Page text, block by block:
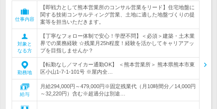
仕事内容
【即戦力として熊本営業所のコンサル営業をリード】住宅地盤に
関する技術コンサルティング営業、土地に適した地盤づくりの提
案等を担当いただきます。
対象と
なる方
【丁寧なフォロー体制で安心！学歴不問】＜必須＞建築・土木業
界での業務経験 ☆残業月25h程度！経験を活かしてキャリアアッ
プを目指しませんか？
勤務地
【転勤なし／マイカー通勤OK】 ＜熊本営業所＞ 熊本県熊本市東
区小山1-7-1-101号 ※屋内全…
給与
月給294,000円～479,000円※固定残業代（月10時間分／14,000円
～32,220円）含む※超過分は別途…